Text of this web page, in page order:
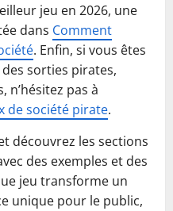
jeu en 2026, une
dans Comment
. Enfin, si vous êtes
sorties pirates,
n’hésitez pas à
de société pirate.
découvrez les sections
des exemples et des
jeu transforme un
unique pour le public,